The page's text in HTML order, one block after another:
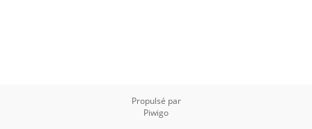
Propulsé par
Piwigo